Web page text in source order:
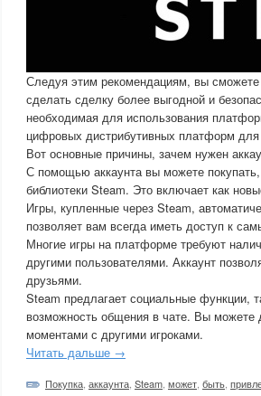
Следуя этим рекомендациям, вы сможете
сделать сделку более выгодной и
необходимая для использования
цифровых дистрибутивных платформ для
Вот основные причины, зачем нужен
С помощью аккаунта вы можете
библиотеки Steam. Это включает как
Игры, купленные через Steam,
позволяет вам всегда иметь доступ к
Многие игры на платформе требуют
другими пользователями. Аккаунт
друзьями.
Steam предлагает социальные функции,
возможность общения в чате. Вы можете
моментами с другими игроками.
Читать дальше →
Покупка аккаунта Steam может быть